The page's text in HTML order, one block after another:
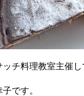
チ料理教室主催し
です。